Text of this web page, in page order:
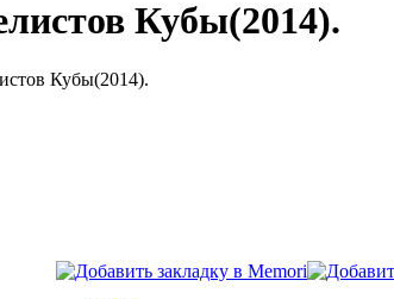
Кубы(2014).
Кубы(2014).